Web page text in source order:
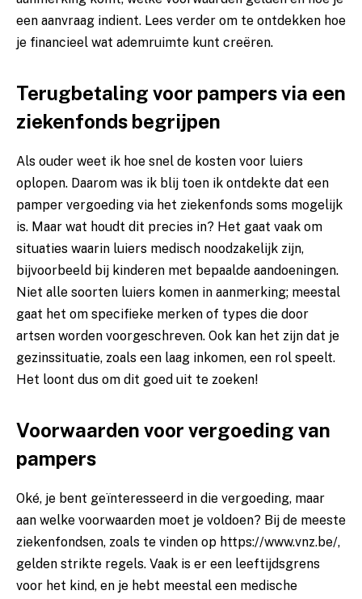
een aanvraag indient. Lees verder om te ontdekken hoe
je financieel wat ademruimte kunt creëren.
Terugbetaling voor pampers via een
ziekenfonds begrijpen
Als ouder weet ik hoe snel de kosten voor luiers
oplopen. Daarom was ik blij toen ik ontdekte dat een
pamper vergoeding via het ziekenfonds soms mogelijk
is. Maar wat houdt dit precies in? Het gaat vaak om
situaties waarin luiers medisch noodzakelijk zijn,
bijvoorbeeld bij kinderen met bepaalde aandoeningen.
Niet alle soorten luiers komen in aanmerking; meestal
gaat het om specifieke merken of types die door
artsen worden voorgeschreven. Ook kan het zijn dat je
gezinssituatie, zoals een laag inkomen, een rol speelt.
Het loont dus om dit goed uit te zoeken!
Voorwaarden voor vergoeding van
pampers
Oké, je bent geïnteresseerd in die vergoeding, maar
aan welke voorwaarden moet je voldoen? Bij de meeste
ziekenfondsen, zoals te vinden op https://www.vnz.be/,
gelden strikte regels. Vaak is er een leeftijdsgrens
voor het kind, en je hebt meestal een medische